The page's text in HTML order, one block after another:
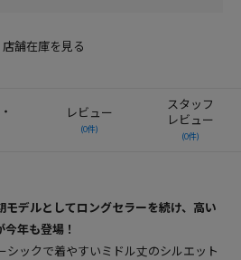
店舗在庫を見る
レビュー
(0件)
スタッフ
レビュー
(0件)
モデルとしてロングセラーを続け、高い
年も登場！
シックで着やすいミドル丈のシルエット